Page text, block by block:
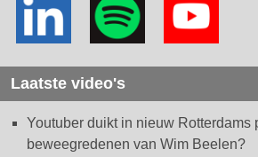
Laatste video's
Youtuber duikt in nieuw Rotterdams
beweegredenen van Wim Beelen?